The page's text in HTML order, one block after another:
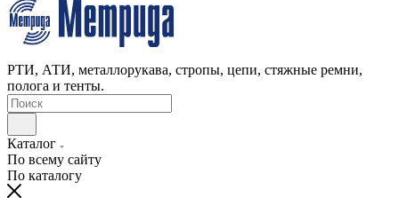
РТИ, АТИ, металлорукава, стропы, цепи, стяжные ремни,
полога и тенты.
Каталог
По всему сайту
По каталогу